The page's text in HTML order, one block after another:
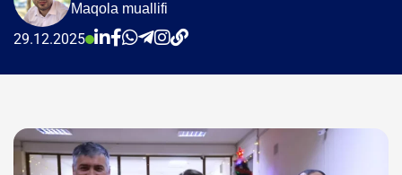
Maqola muallifi
29.12.2025